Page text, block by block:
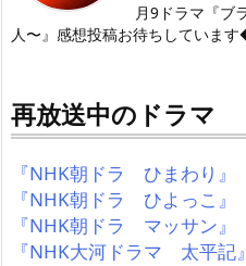
月9ドラマ『ブ
人〜』感想投稿お待ちしていま
再放送中のドラマ
『NHK朝ドラ ひまわり』
『NHK朝ドラ ひよっこ』
『NHK朝ドラ マッサン』
『NHK大河ドラマ 太平記』